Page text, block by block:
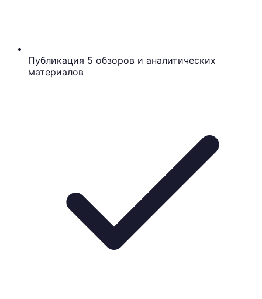
Публикация 5 обзоров и аналитических
материалов